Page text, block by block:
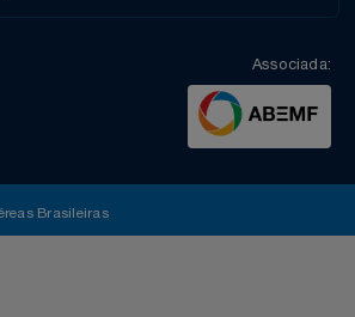
Associada:
Brasileiras